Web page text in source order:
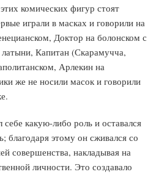
комических фигур стоят
играли в масках и говорили на
Доктор на болонском с
Капитан (Скарамучча,
Арлекин на
же не носили масок и говорили
какую-либо роль и оставался
благодаря этому он сживался со
совершенства, накладывая на
личности. Это создавало